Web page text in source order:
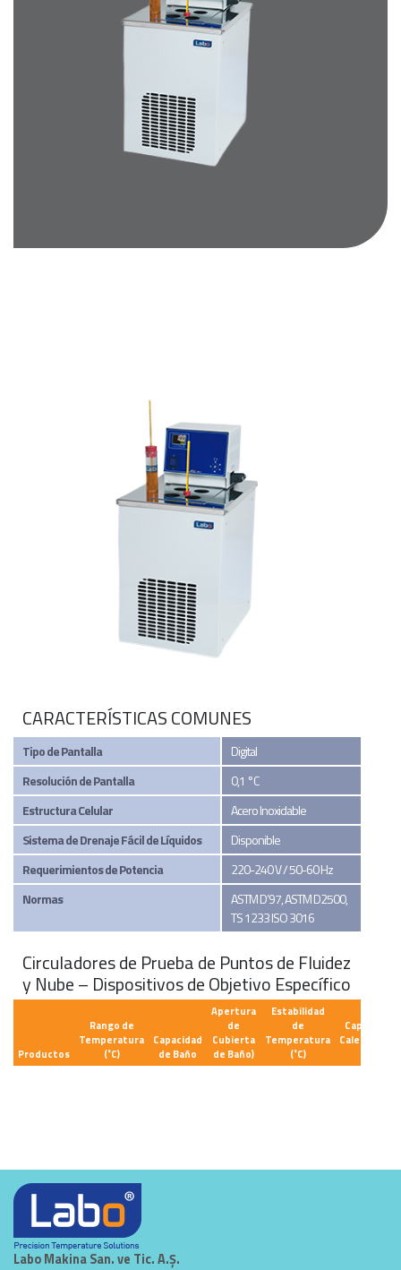
CARACTERÍSTICAS COMUNES
Tipo de Pantalla
Digital
Resolución de Pantalla
0,1 °C
Estructura Celular
Acero Inoxidable
Sistema de Drenaje Fácil de Líquidos
Disponible
Requerimientos de Potencia
220-240 V / 50-60 Hz
Normas
ASTM D’97, ASTM D2500,
TS 1233 ISO 3016
Circuladores de Prueba de Puntos de Fluidez
y Nube – Dispositivos de Objetivo Específico
Productos
Rango de
Temperatura
(˚C)
Capacidad
de Baño
Apertura
de
Cubierta
de Baño)
Estabilidad
de
Temperatura
(˚C)
Capacidad
Labo Makina San. ve Tic. A.Ş.